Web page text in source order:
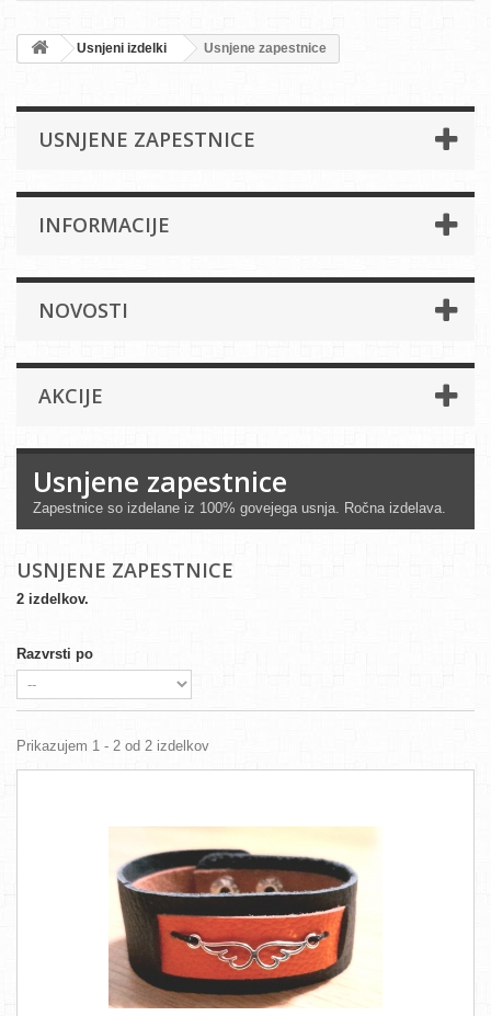
Usnjeni izdelki Usnjene zapestnice
USNJENE ZAPESTNICE
INFORMACIJE
NOVOSTI
AKCIJE
Usnjene zapestnice
Zapestnice so izdelane iz 100% govejega usnja. Ročna izdelava.
USNJENE ZAPESTNICE
2 izdelkov.
Razvrsti po
Prikazujem 1 - 2 od 2 izdelkov